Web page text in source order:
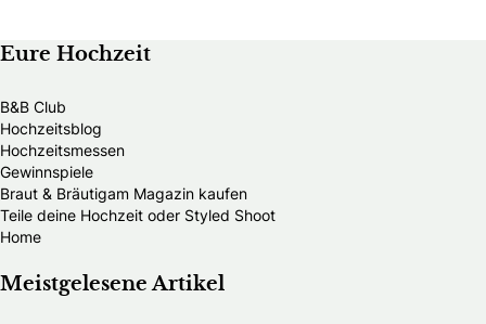
Eure Hochzeit
B&B Club
Hochzeitsblog
Hochzeitsmessen
Gewinnspiele
Braut & Bräutigam Magazin kaufen
Teile deine Hochzeit oder Styled Shoot
Home
Meistgelesene Artikel